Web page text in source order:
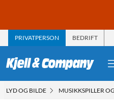
PRIVATPERSON BEDRIFT
LYD OG BILDE MUSIKKSPILLER